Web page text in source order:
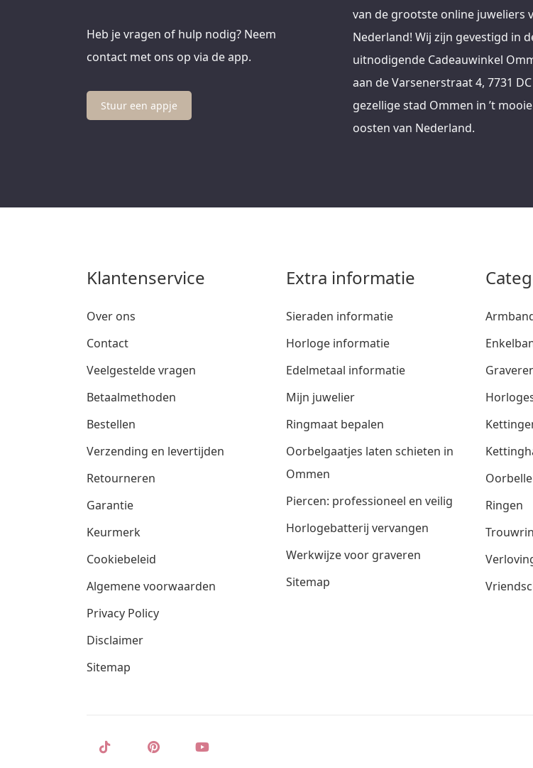
Heb je vragen of hulp nodig? Neem
contact met ons op via de app.
Stuur een appje
van de grootste online juweliers
Nederland! Wij zijn gevestigd in
uitnodigende Cadeauwinkel
aan de Varsenerstraat 4, 7731
gezellige stad Ommen in ’t mooie
oosten van Nederland.
Klantenservice
Over ons
Contact
Veelgestelde vragen
Betaalmethoden
Bestellen
Verzending en levertijden
Retourneren
Garantie
Keurmerk
Cookiebeleid
Algemene voorwaarden
Privacy Policy
Disclaimer
Sitemap
Extra informatie
Sieraden informatie
Horloge informatie
Edelmetaal informatie
Mijn juwelier
Ringmaat bepalen
Oorbelgaatjes laten schieten in
Ommen
Piercen: professioneel en veilig
Horlogebatterij vervangen
Werkwijze voor graveren
Sitemap
Ringen